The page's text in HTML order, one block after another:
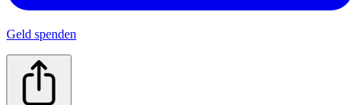
Geld spenden